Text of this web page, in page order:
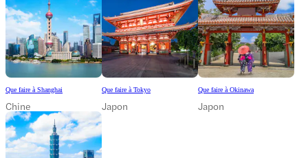
Que faire à Shanghai
Chine
Que faire à Tokyo
Japon
Que faire à Okinawa
Japon